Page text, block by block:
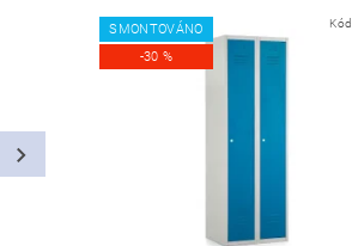
SMONTOVÁNO
-30 %